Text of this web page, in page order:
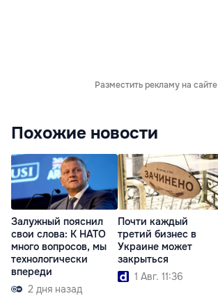
Разместить рекламу на сайте
Похожие новости
Залужный пояснил
свои слова: К НАТО
много вопросов, мы
технологически
впереди
2 дня назад
Почти каждый
третий бизнес в
Украине может
закрыться
1 Авг. 11:36